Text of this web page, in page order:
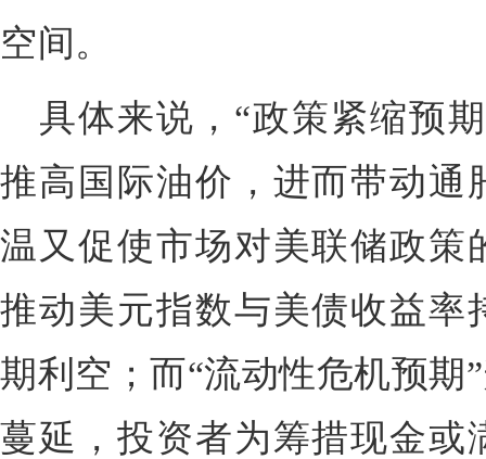
空间。
具体来说，“政策紧缩预
推高国际油价，进而带动通
温又促使市场对美联储政策
推动美元指数与美债收益率
期利空；而“流动性危机预期
蔓延，投资者为筹措现金或